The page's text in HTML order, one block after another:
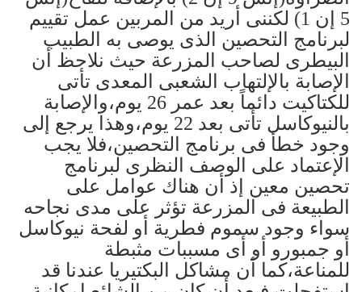
5 إن 1) لكننى أريد من المربين عمل تقييم
لبرنامج التحصين الذى يوصى به الطبيب
البيطرى لصاحب المزرعة حيث نلاحظ أن
الإصابة بالإلتهاب الشعبى المعدى تأتى
للكتاكيت دائماً بعد عمر 26 يوم،والإصابة
بالنيوكاسل تأتى بعد 22 يوم،وهذا يرجع إلى
وجود خطأ فى برنامج التحصين،فلا يجب
الإعتماد على الوصف النظرى لبرنامج
تحصين معين إذ أن هناك عوامل على
الطبيعة فى المزرعة تؤثر على مدى نجاحه
سواء وجود سموم فطرية أو لفحة نيوكاسل
أو جمبورو أو أى مسببات مثبطة
للمناعة،كما أن مشاكل البكتيريا عندنا قد